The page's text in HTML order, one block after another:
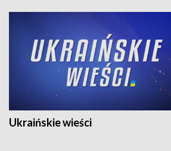
Ukraińskie wieści